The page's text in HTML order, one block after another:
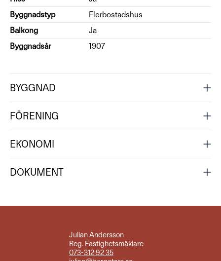
Byggnadstyp
Flerbostadshus
Balkong
Ja
Byggnadsår
1907
BYGGNAD
FÖRENING
EKONOMI
DOKUMENT
Julian Andersson
Reg. Fastighetsmäklare
073-312 92 35